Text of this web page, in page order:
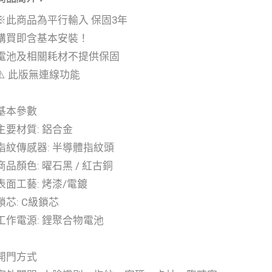
商品為平行輸入 保固3年
買即含基本安裝！
池及相關耗材不提供保固
此版無連線功能
本參數
要材質: 鋁合金
紋傳感器: 半導體指紋頭
品顏色: 曜石黑 / 紅古銅
面工藝: 烤漆/電鍍
芯: C級鎖芯
作電源: 鋰聚合物電池
門方式